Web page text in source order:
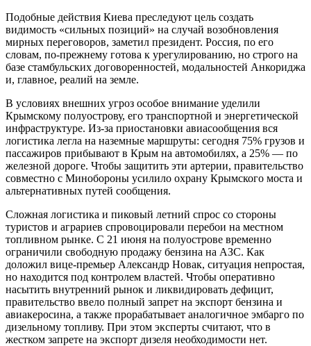
Подобные действия Киева преследуют цель создать
видимость «сильных позиций» на случай возобновления
мирных переговоров, заметил президент. Россия, по его
словам, по-прежнему готова к урегулированию, но строго на
базе стамбульских договоренностей, модальностей Анкориджа
и, главное, реалий на земле.
В условиях внешних угроз особое внимание уделили
Крымскому полуострову, его транспортной и энергетической
инфраструктуре. Из-за приостановки авиасообщения вся
логистика легла на наземные маршруты: сегодня 75% грузов и
пассажиров прибывают в Крым на автомобилях, а 25% — по
железной дороге. Чтобы защитить эти артерии, правительство
совместно с Минобороны усилило охрану Крымского моста и
альтернативных путей сообщения.
Сложная логистика и пиковый летний спрос со стороны
туристов и аграриев спровоцировали перебои на местном
топливном рынке. С 21 июня на полуострове временно
ограничили свободную продажу бензина на АЗС. Как
доложил вице-премьер Александр Новак, ситуация непростая,
но находится под контролем властей. Чтобы оперативно
насытить внутренний рынок и ликвидировать дефицит,
правительство ввело полный запрет на экспорт бензина и
авиакеросина, а также прорабатывает аналогичное эмбарго по
дизельному топливу. При этом эксперты считают, что в
жестком запрете на экспорт дизеля необходимости нет.